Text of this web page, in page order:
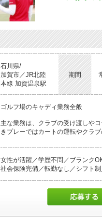
プレー開始（2ラウンド目・または
16:00頃
石川県/
加賀市／JR北陸
本線 加賀温泉駅
期間
ゴルフ場のキャディ業務全般
主な業務は、クラブの受け渡しや
きプレーではカートの運転やクラ
（1日の流れ）
8:30 出社
朝礼出社後、制服に着替え、当日
点検担当する乗用カートの点検や
女性が活躍／学歴不問／ブランク
社会保険完備／転勤なし／シフト